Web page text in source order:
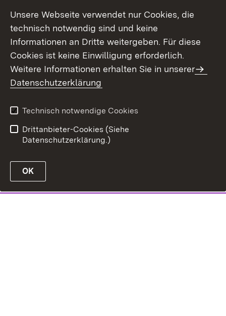
Unsere Webseite verwendet nur Cookies, die
technisch notwendig sind und keine
Informationen an Dritte weitergeben. Für diese
Cookies ist keine Einwilligung erforderlich.
Weitere Informationen erhalten Sie in unserer
Datenschutzerklärung
Technisch notwendige Cookies
Drittanbieter-Cookies (Siehe
Datenschutzerklärung.)
OK